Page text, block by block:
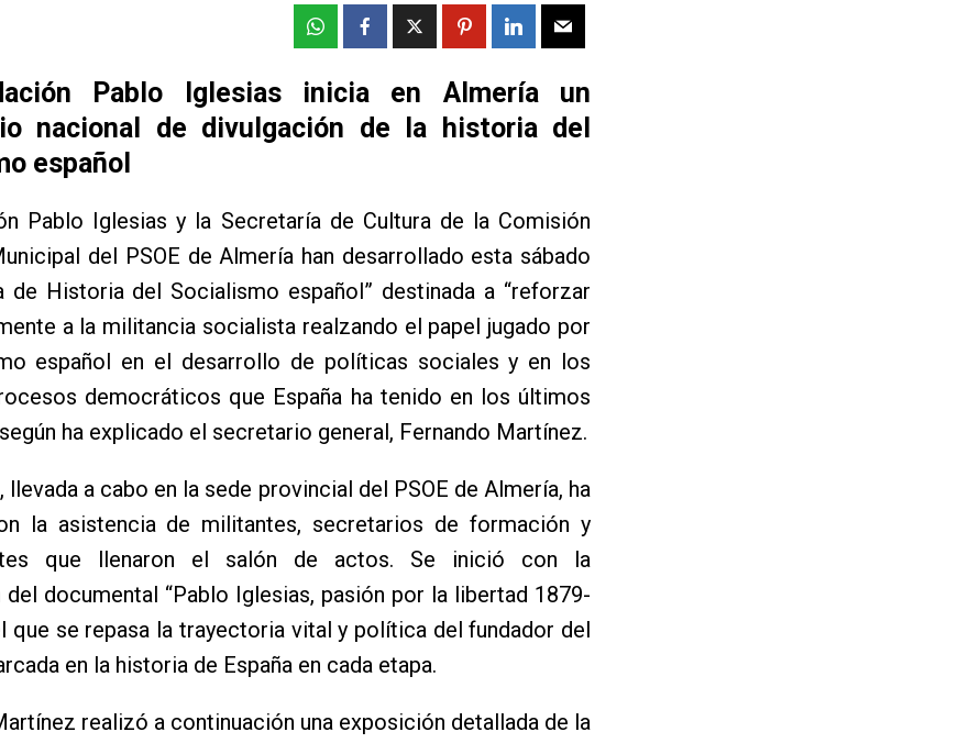
Pablo Iglesias inicia en Almería un
nacional de divulgación de la historia del
español
Pablo Iglesias y la Secretaría de Cultura de la Comisión
del PSOE de Almería han desarrollado esta sábado
de Historia del Socialismo español” destinada a “reforzar
a la militancia socialista realzando el papel jugado por
español en el desarrollo de políticas sociales y en los
democráticos que España ha tenido en los últimos
ha explicado el secretario general, Fernando Martínez.
llevada a cabo en la sede provincial del PSOE de Almería, ha
la asistencia de militantes, secretarios de formación y
que llenaron el salón de actos. Se inició con la
documental “Pablo Iglesias, pasión por la libertad 1879-
que se repasa la trayectoria vital y política del fundador del
en la historia de España en cada etapa.
realizó a continuación una exposición detallada de la